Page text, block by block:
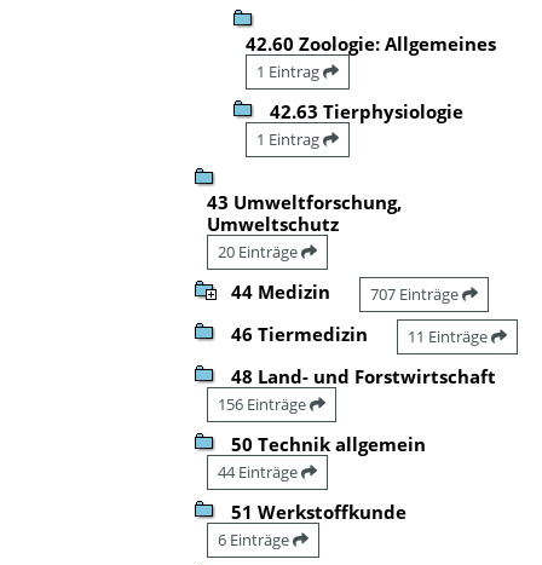
42.60 Zoologie: Allgemeines
1 Eintrag
42.63 Tierphysiologie
1 Eintrag
43 Umweltforschung,
Umweltschutz
20 Einträge
44 Medizin 707 Einträge
46 Tiermedizin 11 Einträge
48 Land- und Forstwirtschaft
156 Einträge
50 Technik allgemein
44 Einträge
51 Werkstoffkunde
6 Einträge